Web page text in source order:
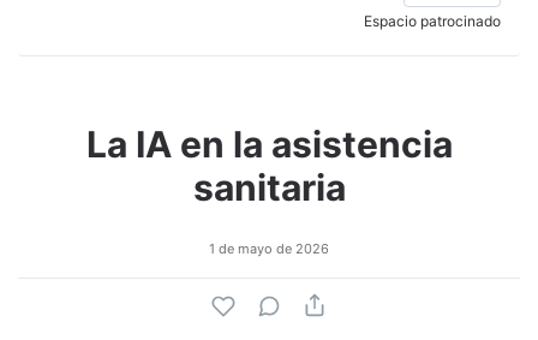
Espacio patrocinado
La IA en la asistencia
sanitaria
1 de mayo de 2026